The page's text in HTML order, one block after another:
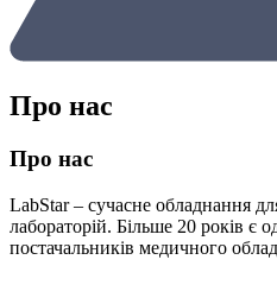
Про нас
Про нас
LabStar – сучасне обладнання
лабораторій. Більше 20 років є
постачальників медичного